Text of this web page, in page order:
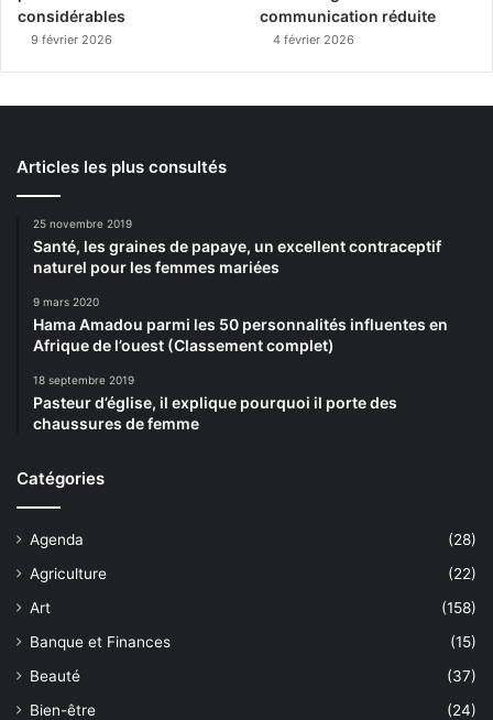
considérables
9 février 2026
communication réduite
4 février 2026
Articles les plus consultés
25 novembre 2019
Santé, les graines de papaye, un excellent contraceptif
naturel pour les femmes mariées
9 mars 2020
Hama Amadou parmi les 50 personnalités influentes en
Afrique de l’ouest (Classement complet)
18 septembre 2019
Pasteur d’église, il explique pourquoi il porte des
chaussures de femme
Catégories
Agenda
(28)
Agriculture
(22)
Art
(158)
Banque et Finances
(15)
Beauté
(37)
Bien-être
(24)